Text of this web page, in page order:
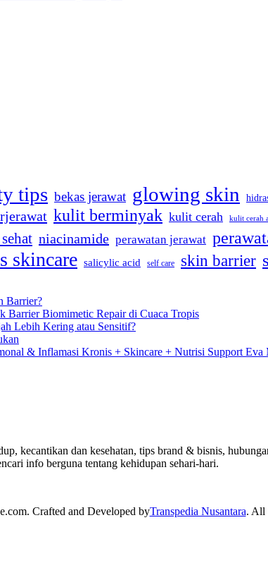
tips bekas jerawat glowing skin
kulit berminyak kulit cerah kulit cerah
niacinamide perawatan jerawat
skincare salicylic acid self care skin barrier
Barrier?
Barrier Biomimetic Repair di Cuaca Tropis
Lebih Kering atau Sensitif?
& Inflamasi Kronis + Skincare + Nutrisi Support Eva
kecantikan dan kesehatan, tips brand & bisnis,
info berguna tentang kehidupan sehari-hari.
Crafted and Developed byTranspedia Nusantara. All